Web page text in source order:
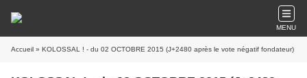
MENU
Accueil » KOLOSSAL ! - du 02 OCTOBRE 2015 (J+2480 après le vote négatif fondateur)